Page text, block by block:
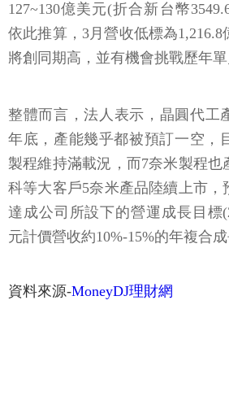
127~130億美元(折合新台幣
依此推算，3月營收低標為
將創同期高，並有機會挑戰歷年單
整體而言，法人表示，晶圓代工
年底，產能幾乎都被預訂一空，
製程維持滿載況，而7奈米製程也
科等大客戶5奈米產品陸續上市，
達成公司所設下的營運成長目標
元計價營收約10%-15%的年複合
資料來源-MoneyDJ理財網